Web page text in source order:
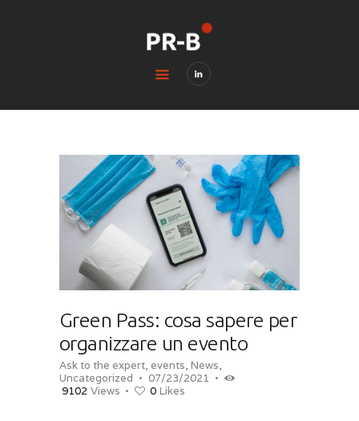
LEGAL & PRIVACY
Green Pass: cosa sapere per
organizzare un evento
Ask to the expert, events, News,
Uncategorized
07/23/2021
9102 Views 0 Likes